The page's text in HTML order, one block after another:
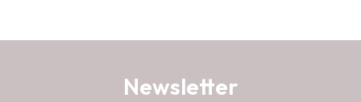
Newsletter